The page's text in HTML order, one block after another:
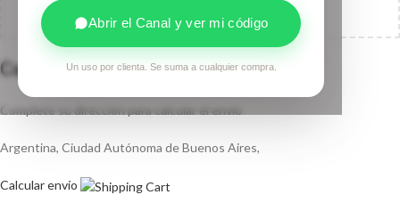
Abrir el Canal y ver mi código
Un uso por clienta. Se suma a cualquier compra.
¡Agrega envío gratis
Calculá tu envío
Complete su dirección para calcular el envío
Argentina, Ciudad Autónoma de Buenos Aires,
Calcular envío